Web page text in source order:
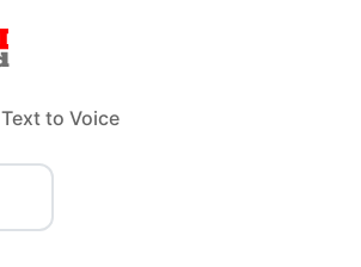
Text to Voice